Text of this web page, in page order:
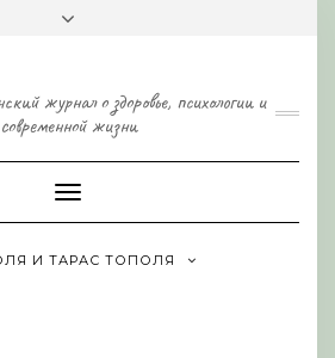
журнал о здоровье, психологии и
современной жизни
Toggle
Navigation
И ТАРАС ТОПОЛЯ